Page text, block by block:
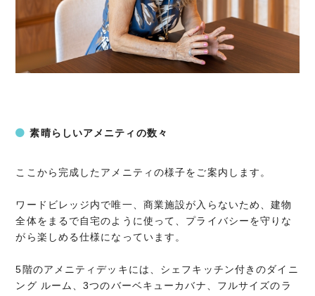
素晴らしいアメニティの数々
ここから完成したアメニティの様子をご案内します。
ワードビレッジ内で唯一、商業施設が入らないため、建物
全体をまるで自宅のように使って、プライバシーを守りな
がら楽しめる仕様になっています。
5階のアメニティデッキには、シェフキッチン付きのダイニ
ング ルーム、3つのバーベキューカバナ、フルサイズのラ